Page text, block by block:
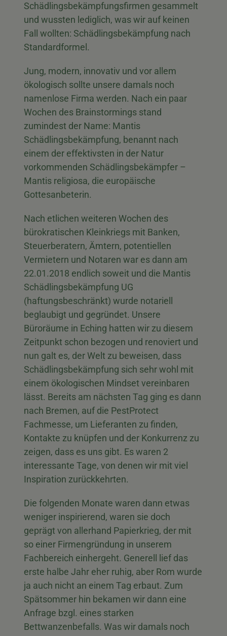
Schädlingsbekämpfungsfirmen gesammelt
und wussten lediglich, was wir auf keinen
Fall wollten: Schädlingsbekämpfung nach
Standardformel.
Jung, modern, innovativ und vor allem
ökologisch sollte unsere damals noch
namenlose Firma werden. Nach ein paar
Wochen des Brainstormings stand
zumindest der Name: Mantis
Schädlingsbekämpfung, benannt nach
einem der effektivsten in der Natur
vorkommenden Schädlingsbekämpfer –
Mantis religiosa, die europäische
Gottesanbeterin.
Nach etlichen weiteren Wochen des
bürokratischen Kleinkriegs mit Banken,
Steuerberatern, Ämtern, potentiellen
Vermietern und Notaren war es dann am
22.01.2018 endlich soweit und die Mantis
Schädlingsbekämpfung UG
(haftungsbeschränkt) wurde notariell
beglaubigt und gegründet. Unsere
Büroräume in Eching hatten wir zu diesem
Zeitpunkt schon bezogen und renoviert und
nun galt es, der Welt zu beweisen, dass
Schädlingsbekämpfung sich sehr wohl mit
einem ökologischen Mindset vereinbaren
lässt. Bereits am nächsten Tag ging es dann
nach Bremen, auf die PestProtect
Fachmesse, um Lieferanten zu finden,
Kontakte zu knüpfen und der Konkurrenz zu
zeigen, dass es uns gibt. Es waren 2
interessante Tage, von denen wir mit viel
Inspiration zurückkehrten.
Die folgenden Monate waren dann etwas
weniger inspirierend, waren sie doch
geprägt von allerhand Papierkrieg, der mit
so einer Firmengründung in unserem
Fachbereich einhergeht. Generell lief das
erste halbe Jahr eher ruhig, aber Rom wurde
ja auch nicht an einem Tag erbaut. Zum
Spätsommer hin bekamen wir dann eine
Anfrage bzgl. eines starken
Bettwanzenbefalls. Was wir damals noch